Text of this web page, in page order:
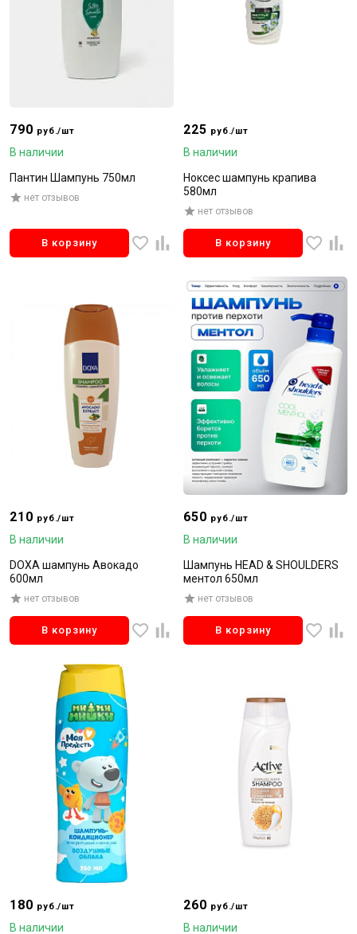
790 руб./шт
В наличии
Пантин Шампунь 750мл
нет отзывов
В корзину
225 руб./шт
В наличии
Ноксес шампунь крапива
580мл
нет отзывов
В корзину
210 руб./шт
В наличии
DOXA шампунь Авокадо
600мл
нет отзывов
В корзину
650 руб./шт
В наличии
Шампунь HEAD & SHOULDERS
ментол 650мл
нет отзывов
В корзину
180 руб./шт
В наличии
260 руб./шт
В наличии